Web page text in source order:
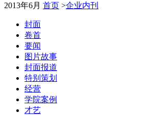
2013年6月 首页 >企业内刊
封面
卷首
要闻
图片故事
封面报道
特别策划
经营
学院案例
才艺